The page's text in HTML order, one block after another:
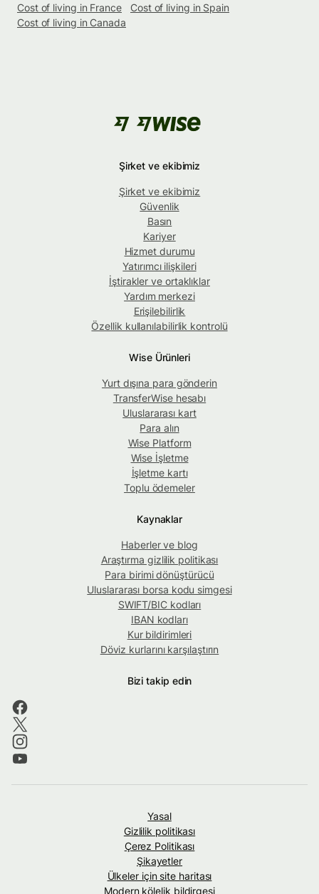
Cost of living in France
Cost of living in Spain
Cost of living in Canada
Şirket ve ekibimiz
Şirket ve ekibimiz
Güvenlik
Basın
Kariyer
Hizmet durumu
Yatırımcı ilişkileri
İştirakler ve ortaklıklar
Yardım merkezi
Erişilebilirlik
Özellik kullanılabilirlik kontrolü
Wise Ürünleri
Yurt dışına para gönderin
TransferWise hesabı
Uluslararası kart
Para alın
Wise Platform
Wise İşletme
İşletme kartı
Toplu ödemeler
Kaynaklar
Haberler ve blog
Araştırma gizlilik politikası
Para birimi dönüştürücü
Uluslararası borsa kodu simgesi
SWIFT/BIC kodları
IBAN kodları
Kur bildirimleri
Döviz kurlarını karşılaştırın
Bizi takip edin
Yasal
Gizlilik politikası
Çerez Politikası
Şikayetler
Ülkeler için site haritası
Modern kölelik bildirgesi